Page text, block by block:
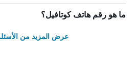
ما هو رقم هاتف كوتافيل؟
عرض المزيد من